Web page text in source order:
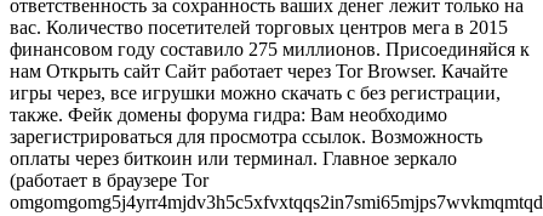
ответственность за сохранность ваших денег лежит только на
вас. Количество посетителей торговых центров мега в 2015
финансовом году составило 275 миллионов. Присоединяйся к
нам Открыть сайт Сайт работает через Tor Browser. Качайте
игры через, все игрушки можно скачать с без регистрации,
также. Фейк домены форума гидра: Вам необходимо
зарегистрироваться для просмотра ссылок. Возможность
оплаты через биткоин или терминал. Главное зеркало
(работает в браузере Tor